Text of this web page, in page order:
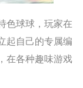
色球球，玩家在
起自己的专属编
在各种趣味游戏